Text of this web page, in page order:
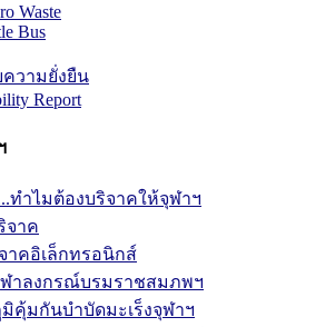
Waste
Bus
วามยั่งยืน
Report
ทำไมต้องบริจาคให้จุฬาฯ
จาค
าคอิเล็กทรอนิกส์
าลงกรณ์บรมราชสมภพฯ
คุ้มกันบำบัดมะเร็งจุฬาฯ